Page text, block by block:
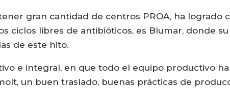
gran cantidad de centros PROA, ha logrado
ciclos libres de antibióticos, es Blumar, donde
de este hito.
e integral, en que todo el equipo productivo
un buen traslado, buenas prácticas de